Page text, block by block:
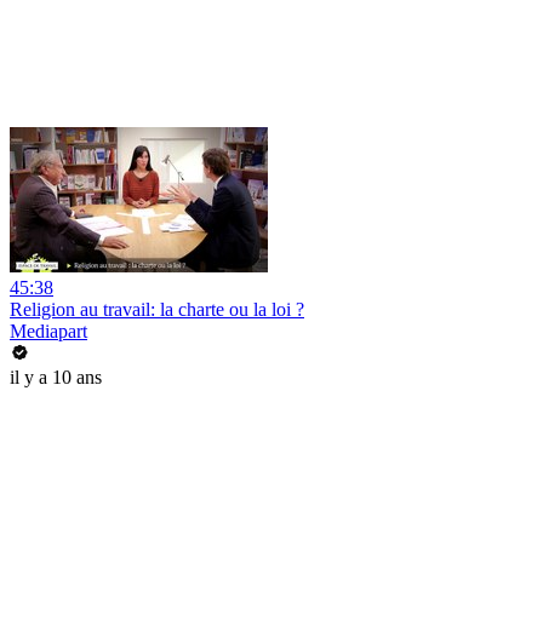
45:38
Religion au travail: la charte ou la loi ?
Mediapart
il y a 10 ans